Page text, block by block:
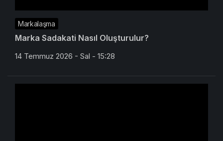
Markalaşma
Marka Sadakati Nasıl Oluşturulur?
14 Temmuz 2026 - Sal - 15:28